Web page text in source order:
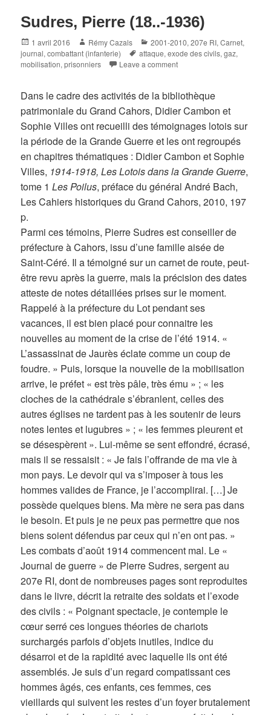
Sudres, Pierre (18..-1936)
Posted
on
1 avril 2016 Author
Rémy Cazals Categories
2001-2010,207e RI,Carnet,
journal,combattant (infanterie) Tags
attaque,exode des civils,gaz,
mobilisation,prisonniers Leave a comment
Dans le cadre des activités de la bibliothèque
patrimoniale du Grand Cahors, Didier Cambon et
Sophie Villes ont recueilli des témoignages lotois sur
la période de la Grande Guerre et les ont regroupés
en chapitres thématiques : Didier Cambon et Sophie
Villes, 1914-1918, Les Lotois dans la Grande Guerre,
tome 1Les Poilus, préface du général André Bach,
Les Cahiers historiques du Grand Cahors, 2010, 197
p.
Parmi ces témoins, Pierre Sudres est conseiller de
préfecture à Cahors, issu d’une famille aisée de
Saint-Céré. Il a témoigné sur un carnet de route, peut-
être revu après la guerre, mais la précision des dates
atteste de notes détaillées prises sur le moment.
Rappelé à la préfecture du Lot pendant ses
vacances, il est bien placé pour connaitre les
nouvelles au moment de la crise de l’été 1914. «
L’assassinat de Jaurès éclate comme un coup de
foudre. » Puis, lorsque la nouvelle de la mobilisation
arrive, le préfet « est très pâle, très ému » ; « les
cloches de la cathédrale s’ébranlent, celles des
autres églises ne tardent pas à les soutenir de leurs
notes lentes et lugubres » ; « les femmes pleurent et
se désespèrent ». Lui-même se sent effondré, écrasé,
mais il se ressaisit : « Je fais l’offrande de ma vie à
mon pays. Le devoir qui va s’imposer à tous les
hommes valides de France, je l’accomplirai. […] Je
possède quelques biens. Ma mère ne sera pas dans
le besoin. Et puis je ne peux pas permettre que nos
biens soient défendus par ceux qui n’en ont pas. »
Les combats d’août 1914 commencent mal. Le «
Journal de guerre » de Pierre Sudres, sergent au
207e RI, dont de nombreuses pages sont reproduites
dans le livre, décrit la retraite des soldats et l’exode
des civils : « Poignant spectacle, je contemple le
cœur serré ces longues théories de chariots
surchargés parfois d’objets inutiles, indice du
désarroi et de la rapidité avec laquelle ils ont été
assemblés. Je suis d’un regard compatissant ces
hommes âgés, ces enfants, ces femmes, ces
vieillards qui suivent les restes d’un foyer brutalement